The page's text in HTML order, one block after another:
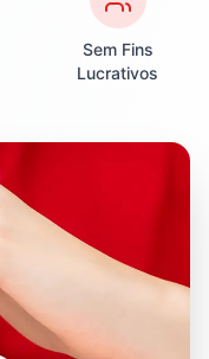
Sem Fins
Lucrativos